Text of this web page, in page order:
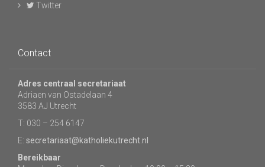
Twitter
Contact
Adres centraal secretariaat
Adriaen van Ostadelaan 4
3583 AJ Utrecht
T: 030 – 254 6147
E: secretariaat@katholiekutrecht.nl
Bereikbaar